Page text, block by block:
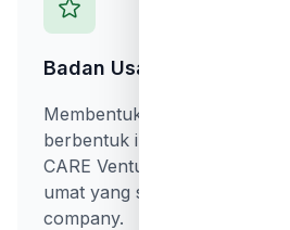
Badan Usaha Komunitas
Membentuk Badan Usaha
berbentuk investment holding
CARE Venture) dari umat,
umat yang sesuai dengan
company.